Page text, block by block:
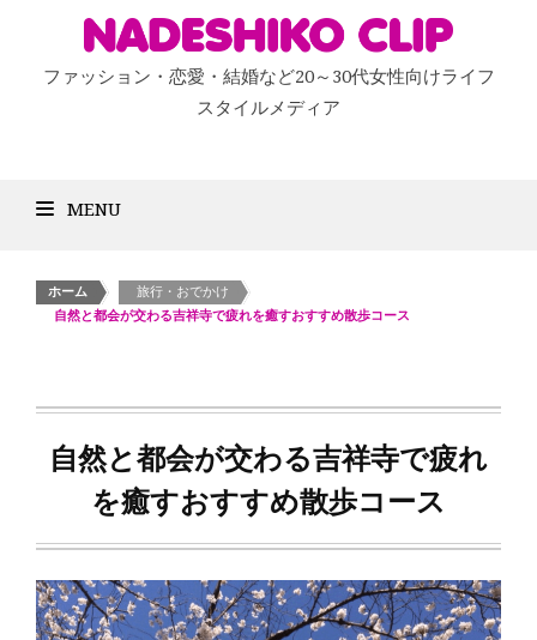
ファッション・恋愛・結婚など20～30代女性向けライフ
スタイルメディア
MENU
ホーム > 旅行・おでかけ
>
自然と都会が交わる吉祥寺で疲れを癒すおすすめ散歩コース
自然と都会が交わる吉祥寺で疲れ
を癒すおすすめ散歩コース